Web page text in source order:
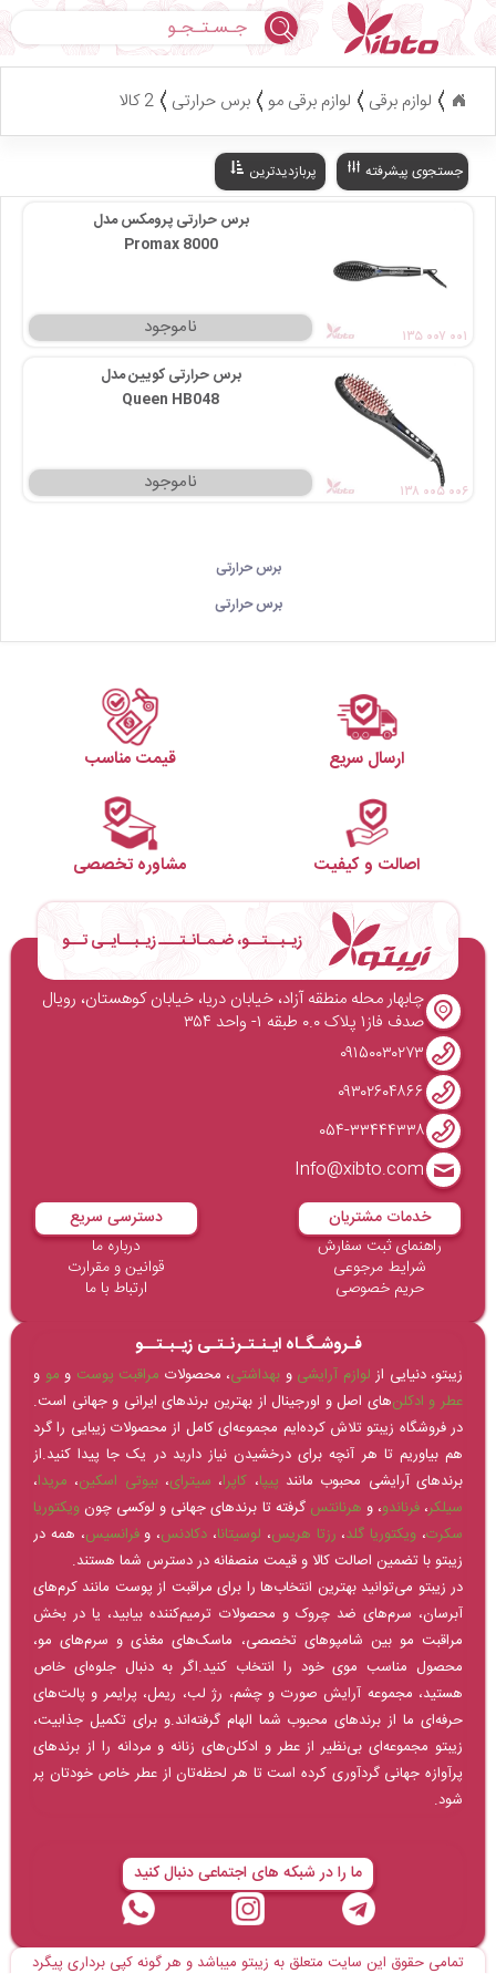
جستجو
لوازم برقی لوازم برقی مو برس حرارتی 2 کالا
جستجوی پیشرفته پربازدیدترین
برس حرارتی پرومکس مدل
Promax 8000
۱۳۵ ۰۰۷ ۰۰۱
برس حرارتی کویین مدل
Queen HB048
۱۳۸ ۰۰۵ ۰۰۶
برس حرارتی
برس حرارتی
ارسال سریع قیمت مناسب
اصالت و کیفیت مشاوره تخصصی
زیـبــتــو، ضـمـانـتـــ زیـبــایـی تــو
چابهار محله منطقه آزاد، خیابان دریا، خیابان کوهستان، رویال
صدف فاز۱ پلاک ۰.۰ طبقه ۱- واحد ۳۵۴
۰۹۱۵۰۰۳۰۲۷۳
۰۹۳۰۲۶۰۴۸۶۶
۰۵۴-۳۳۴۴۴۳۳۸
Info@xibto.com
خدمات مشتریان
راهنمای ثبت سفارش
شرایط مرجوعی
حریم خصوصی
دسترسی سریع
درباره ما
قوانین و مقرارت
ارتباط با ما
فـروشـگـاه ایـنـتـرنـتـی زیـبـتــو
زیبتو، دنیایی از لوازم آرایشی و بهداشتی، محصولات مراقبت پوست و مو و
عطر و ادکلن‌های اصل و اورجینال از بهترین برندهای ایرانی و جهانی است.
در فروشگاه زیبتو تلاش کرده‌ایم مجموعه‌ای کامل از محصولات زیبایی را گرد
هم بیاوریم تا هر آنچه برای درخشیدن نیاز دارید در یک جا پیدا کنید.از
برندهای آرایشی محبوب مانند پیپا، کاپرا، سیترای،بیوتی اسکین، مریدا،
سیلکر،فرناندو، و هرنانتس گرفته تا برندهای جهانی و لوکسی چونویکتوریا
سکرت، ویکتوریا گلد، رزتا هریس، لوسیتانا، دکادنس، وفرانسیس، همه در
زیبتو با تضمین اصالت کالا و قیمت منصفانه در دسترس شما هستند.
در زیبتو می‌توانید بهترین انتخاب‌ها را برای مراقبت از پوست مانند کرم‌های
آبرسان، سرم‌های ضد چروک و محصولات ترمیم‌کننده بیابید، یا در بخش
مراقبت مو بین شامپوهای تخصصی، ماسک‌های مغذی و سرم‌های مو،
محصول مناسب موی خود را انتخاب کنید.اگر به دنبال جلوه‌ای خاص
هستید، مجموعه آرایش صورت و چشم، رژ لب، ریمل، پرایمر و پالت‌های
حرفه‌ای ما از برندهای محبوب شما الهام گرفته‌اند.و برای تکمیل جذابیت،
زیبتو مجموعه‌ای بی‌نظیر از عطر و ادکلن‌های زنانه و مردانه را از برندهای
پرآوازه جهانی گردآوری کرده است تا هر لحظه‌تان از عطر خاص خودتان پر
شود.
ما را در شبکه های اجتماعی دنبال کنید
تمامی حقوق این سایت متعلق به زیبتو میباشد و هر گونه کپی برداری پیگرد